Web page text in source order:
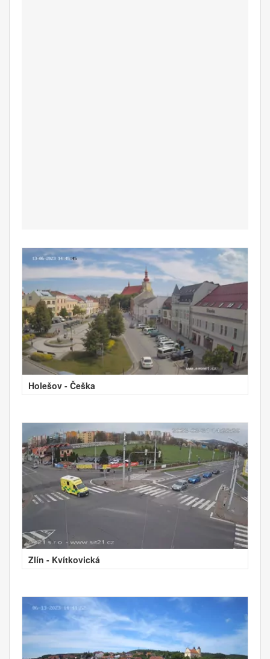
Holešov - Češka
Zlín - Kvítkovická